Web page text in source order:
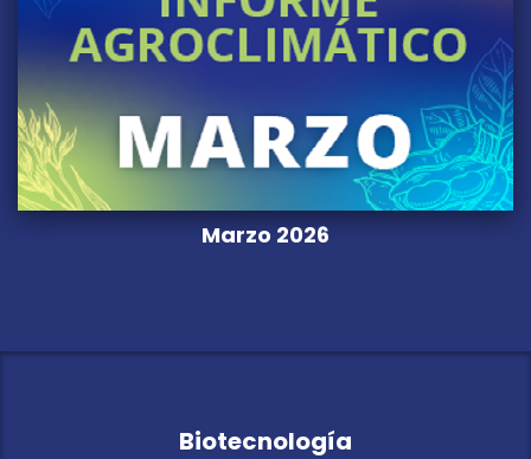
Marzo 2026
Biotecnología